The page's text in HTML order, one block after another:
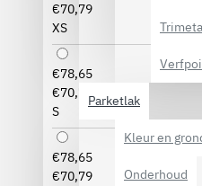
Parketlak
Kleur en
Onderhoud
€70,79
XS
€78,65
€70,79
S
€78,65
€70,79